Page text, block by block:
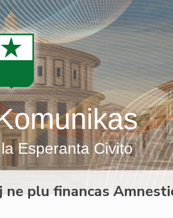
Esperanta Civito
ne plu financas